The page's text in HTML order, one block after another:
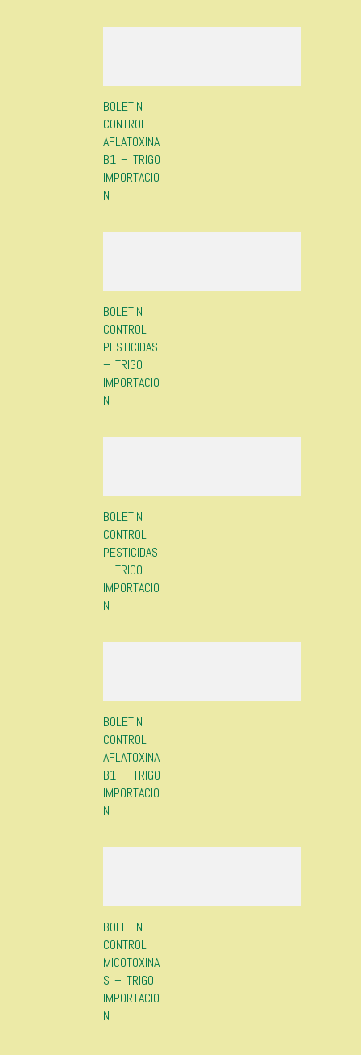
BOLETIN
CONTROL
AFLATOXINA
B1 – TRIGO
IMPORTACIO
N
BOLETIN
CONTROL
PESTICIDAS
– TRIGO
IMPORTACIO
N
BOLETIN
CONTROL
PESTICIDAS
– TRIGO
IMPORTACIO
N
BOLETIN
CONTROL
AFLATOXINA
B1 – TRIGO
IMPORTACIO
N
BOLETIN
CONTROL
MICOTOXINA
S – TRIGO
IMPORTACIO
N